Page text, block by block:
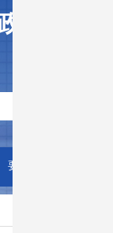
府国有
要闻动态